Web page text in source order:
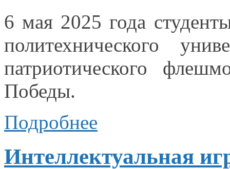
6 мая 2025 года
политехнического
патриотического
Победы.
Подробнее
Интеллектуальная